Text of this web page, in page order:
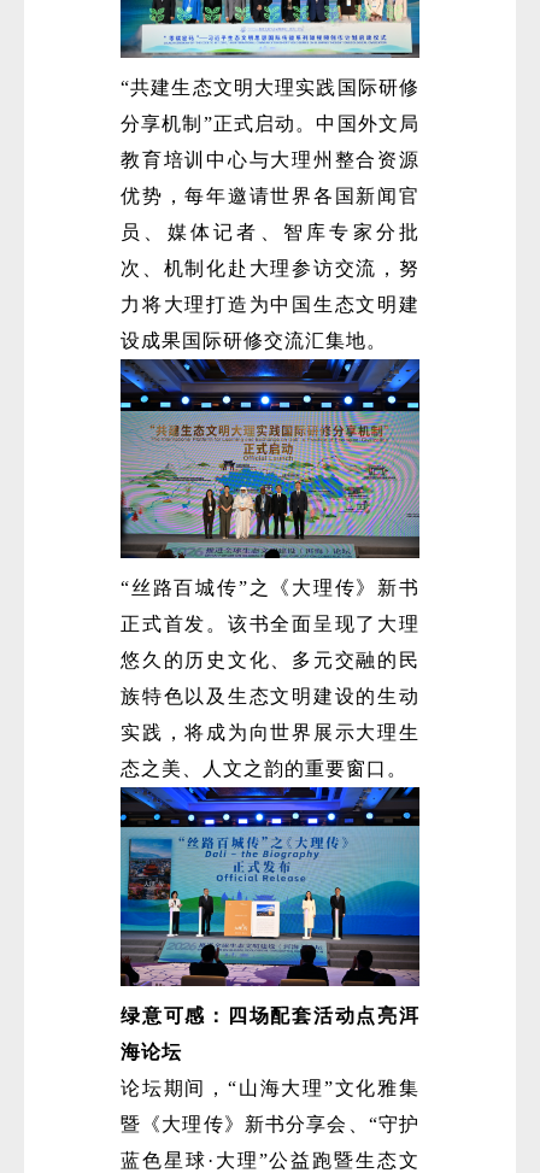
“共建生态文明大理实践国际研修
分享机制”正式启动。中国外文局
教育培训中心与大理州整合资源
优势，每年邀请世界各国新闻官
员、媒体记者、智库专家分批
次、机制化赴大理参访交流，努
力将大理打造为中国生态文明建
设成果国际研修交流汇集地。
“丝路百城传”之《大理传》新书
正式首发。该书全面呈现了大理
悠久的历史文化、多元交融的民
族特色以及生态文明建设的生动
实践，将成为向世界展示大理生
态之美、人文之韵的重要窗口。
绿意可感：四场配套活动点亮洱
海论坛
论坛期间，“山海大理”文化雅集
暨《大理传》新书分享会、“守护
蓝色星球·大理”公益跑暨生态文